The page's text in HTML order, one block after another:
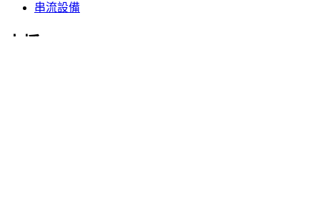
串流設備